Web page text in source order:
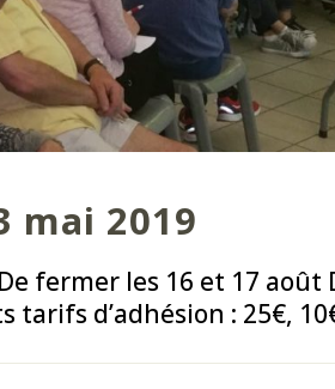
mai 2019
fermer les 16 et 17 août
d’adhésion : 25€,